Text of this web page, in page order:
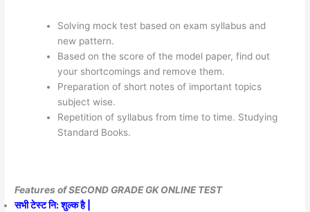
Solving mock test based on exam syllabus and
new pattern.
Based on the score of the model paper, find out
your shortcomings and remove them.
Preparation of short notes of important topics
subject wise.
Repetition of syllabus from time to time. Studying
Standard Books.
Features of SECOND GRADE GK ONLINE TEST
सभी टेस्ट नि: शुल्क है |